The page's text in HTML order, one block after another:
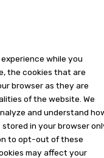
while you
the cookies that are
browser as they are
of the website. We
and understand
in your browser
to opt-out of these
may affect your